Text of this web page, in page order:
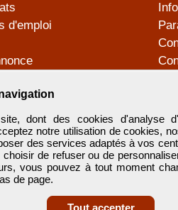
dont des cookies d'analyse
notre utilisation de cookies,
des services adaptés à vos
de refuser ou de
vous pouvez à tout moment
de page.
Tout accepter
d'emploi